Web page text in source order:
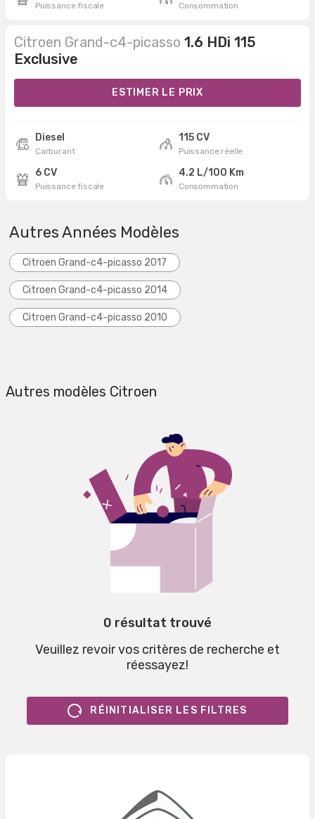
Puissance fiscale Consommation
Citroen Grand-c4-picasso 1.6 HDi 115
Exclusive
ESTIMER LE PRIX
Diesel
Carburant
115 CV
Puissance réelle
6 CV
Puissance fiscale
4.2 L/100 Km
Consommation
Autres Années Modèles
Citroen Grand-c4-picasso 2017
Citroen Grand-c4-picasso 2014
Citroen Grand-c4-picasso 2010
Autres modèles Citroen
0 résultat trouvé
Veuillez revoir vos critères de recherche et
réessayez!
RÉINITIALISER LES FILTRES